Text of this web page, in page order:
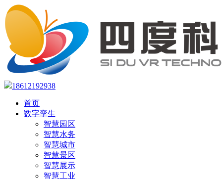
18612192938
首页
数字孪生
智慧园区
智慧水务
智慧城市
智慧景区
智慧展示
智慧工业